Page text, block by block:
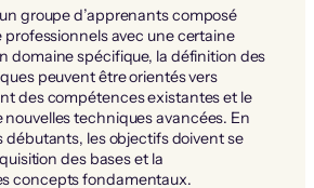
groupe d’apprenants composé
avec une certaine
domaine spécifique, la définition des
peuvent être orientés vers
des compétences existantes et le
techniques avancées. En
débutants, les objectifs doivent se
des bases et la
concepts fondamentaux.